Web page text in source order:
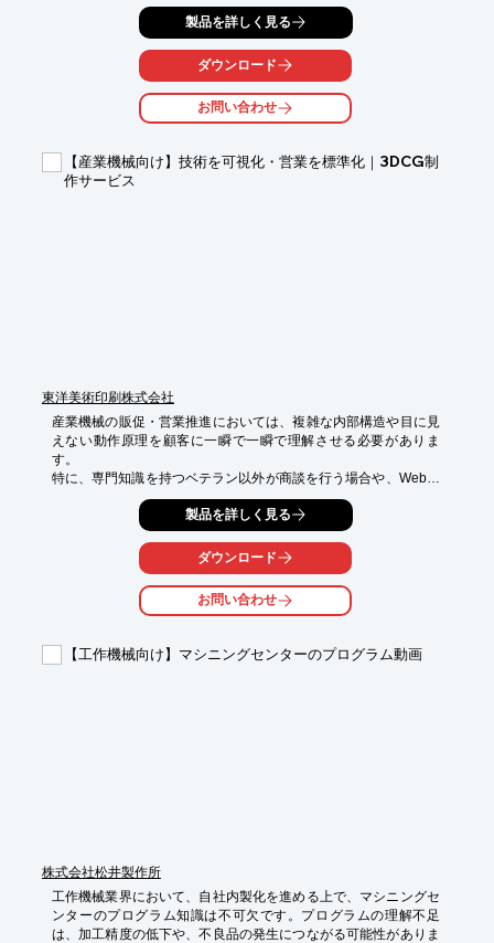
て、不良品の削減、製品寿命の向上に繋がります。本動画では、
円筒度の定義、使用例、測定方法を解説し、皆様の疑問にお答え
【活用シーン】
・モーター部品の設計
・品質管理における円筒度評価
【導入の効果】
・円筒度の理解を深め、設計品質を向上
製品を詳しく見る
ダウンロード
お問い合わせ
【産業機械向け】技術を可視化・営業を標準化｜3DCG制
作サービス
東洋美術印刷株式会社
産業機械の販促・営業推進においては、複雑な内部構造や目に見
えない動作原理を顧客に一瞬で一瞬で理解させる必要がありま
す。
特に、専門知識を持つベテラン以外が商談を行う場合や、Webな
ど補足説明が出来ない場面では、図面だけでは伝達に限界があ
り、機会損失にもつながります。
当社の3DCG制作サービスは、こうした課題に対し、CADデータ
や2D図面を基にした3DCGを用いて、実写では難しい内部構造の
可視化や、目に見えない要素の動きをわかりやすく動画やWebサ
イト、パンフレット、チラシなどに展開します。
専門知識がない顧客にも一瞬でベネフィットが伝わり、Webサイ
ご活用いただけます。
製品を詳しく見る
ダウンロード
お問い合わせ
【工作機械向け】マシニングセンターのプログラム動画
株式会社松井製作所
工作機械業界において、自社内製化を進める上で、マシニングセ
ンターのプログラム知識は不可欠です。プログラムの理解不足
は、加工精度の低下や、不良品の発生につながる可能性がありま